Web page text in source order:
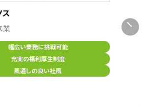
ス
業
幅広い業務に挑戦可能
充実の福利厚生制度
風通しの良い社風
設計開